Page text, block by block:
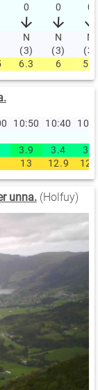
0 0 0
N
(3)
N
(3)
N
(3)
6.3 6 5.8
10:50 10:40
3.9 3.4
3.4
13 12.9
unna. (Holfuy)